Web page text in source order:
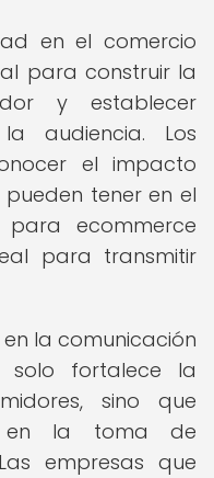
en el comercio
para construir la
y establecer
audiencia. Los
el impacto
tener en el
ecommerce
para transmitir
la comunicación
solo fortalece la
sino que
en la toma de
empresas que